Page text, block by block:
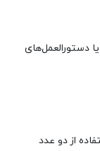
دستورالعمل‌های
سانتی‌متر، استفاده از دو عدد